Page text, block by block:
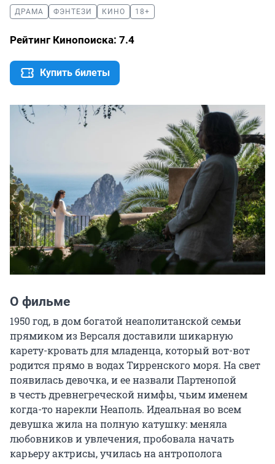
ДРАМА ФЭНТЕЗИ КИНО 18+
Рейтинг Кинопоиска: 7.4
Купить билеты
О фильме
1950 год, в дом богатой неаполитанской семьи
прямиком из Версаля доставили шикарную
карету-кровать для младенца, который вот-вот
родится прямо в водах Тирренского моря. На свет
появилась девочка, и ее назвали Партенопой
в честь древнегреческой нимфы, чьим именем
когда-то нарекли Неаполь. Идеальная во всем
девушка жила на полную катушку: меняла
любовников и увлечения, пробовала начать
карьеру актрисы, училась на антрополога